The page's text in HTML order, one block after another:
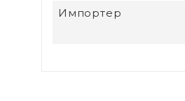
Импортер